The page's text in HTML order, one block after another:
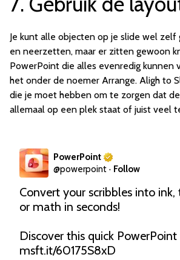
Je kunt alle objecten op je slide wel zelf
en neerzetten, maar er zitten gewoon
PowerPoint die alles evenredig kunnen
het onder de noemer Arrange. Aligh to
die je moet hebben om te zorgen dat
allemaal op een plek staat of juist veel
PowerPoint
@powerpoint · Follow
Convert your scribbles into ink,
or math in seconds!
msft.it/60175S8xD